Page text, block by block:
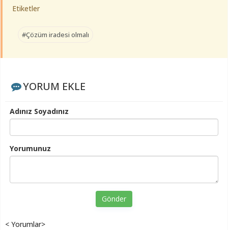
Etiketler
#Çözüm iradesi olmalı
YORUM EKLE
Adınız Soyadınız
Yorumunuz
Gönder
< Yorumlar>